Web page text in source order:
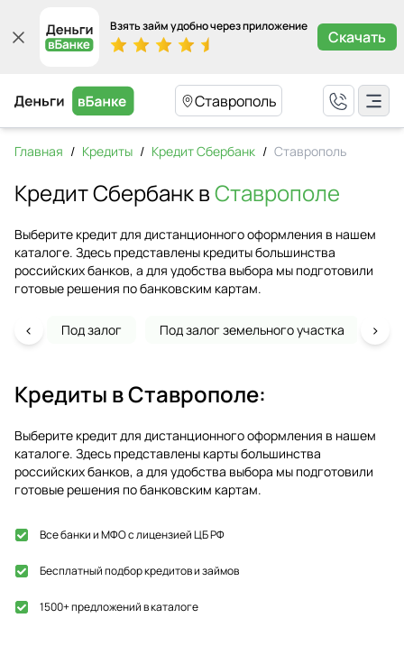
Взять займ удобно через приложение
Скачать
Ставрополь
Главная / Кредиты / Кредит Сбербанк / Ставрополь
Кредит Сбербанк вСтаврополе
Выберите кредит для дистанционного оформления в нашем
каталоге. Здесь представлены кредиты большинства
российских банков, а для удобства выбора мы подготовили
готовые решения по банковским картам.
Под залог Под залог земельного участка
‹ ›
Кредиты вСтаврополе:
Выберите кредит для дистанционного оформления в нашем
каталоге. Здесь представлены карты большинства
российских банков, а для удобства выбора мы подготовили
готовые решения по банковским картам.
Все банки и МФО с лицензией ЦБ РФ
Бесплатный подбор кредитов и займов
1500+ предложений в каталоге